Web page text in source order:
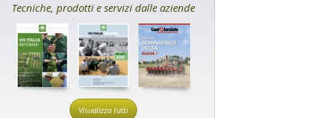
Tecniche, prodotti e servizi dalle aziende
Visualizza tutti